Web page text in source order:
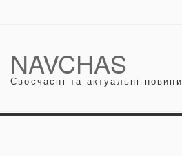
NAVCHAS
Своєчасні та актуальні новини